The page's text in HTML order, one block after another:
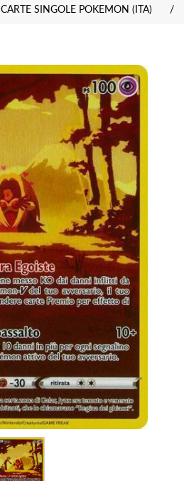
CARTE SINGOLE POKEMON (ITA) /